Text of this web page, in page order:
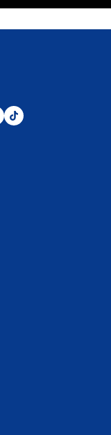
gobernará